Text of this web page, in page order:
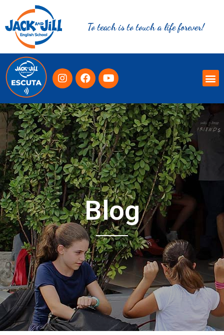
To teach is to touch a life forever!
Blog